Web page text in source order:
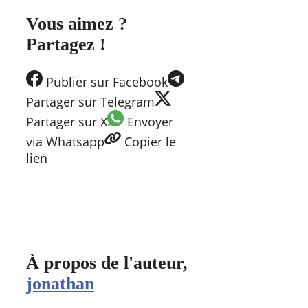
Vous aimez ?
Partagez !
Publier sur Facebook
Partager sur Telegram
Partager sur X
Envoyer
via Whatsapp
Copier le
lien
À propos de l'auteur,
jonathan